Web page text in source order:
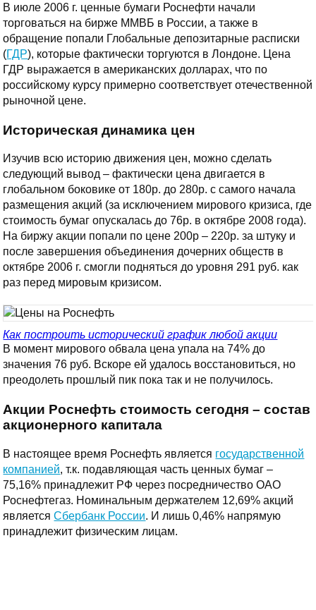
В июле 2006 г. ценные бумаги Роснефти начали
торговаться на бирже ММВБ в России, а также в
обращение попали Глобальные депозитарные расписки
(ГДР), которые фактически торгуются в Лондоне. Цена
ГДР выражается в американских долларах, что по
российскому курсу примерно соответствует отечественной
рыночной цене.
Историческая динамика цен
Изучив всю историю движения цен, можно сделать
следующий вывод – фактически цена двигается в
глобальном боковике от 180р. до 280р. с самого начала
размещения акций (за исключением мирового кризиса, где
стоимость бумаг опускалась до 76р. в октябре 2008 года).
На биржу акции попали по цене 200р – 220р. за штуку и
после завершения объединения дочерних обществ в
октябре 2006 г. смогли подняться до уровня 291 руб. как
раз перед мировым кризисом.
Как построить исторический график любой акции
В момент мирового обвала цена упала на 74% до
значения 76 руб. Вскоре ей удалось восстановиться, но
преодолеть прошлый пик пока так и не получилось.
Акции Роснефть стоимость сегодня – состав
акционерного капитала
В настоящее время Роснефть является государственной
компанией, т.к. подавляющая часть ценных бумаг –
75,16% принадлежит РФ через посредничество ОАО
Роснефтегаз. Номинальным держателем 12,69% акций
являетсяСбербанк России. И лишь 0,46% напрямую
принадлежит физическим лицам.